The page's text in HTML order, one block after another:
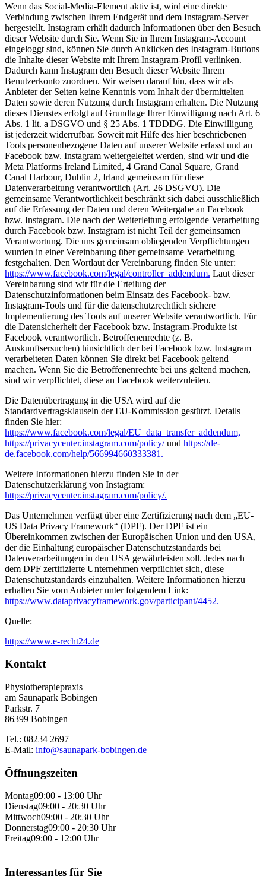
Wenn das Social-Media-Element aktiv ist, wird eine direkte
Verbindung zwischen Ihrem Endgerät und dem Instagram-Server
hergestellt. Instagram erhält dadurch Informationen über den Besuch
dieser Website durch Sie. Wenn Sie in Ihrem Instagram-Account
eingeloggt sind, können Sie durch Anklicken des Instagram-Buttons
die Inhalte dieser Website mit Ihrem Instagram-Profil verlinken.
Dadurch kann Instagram den Besuch dieser Website Ihrem
Benutzerkonto zuordnen. Wir weisen darauf hin, dass wir als
Anbieter der Seiten keine Kenntnis vom Inhalt der übermittelten
Daten sowie deren Nutzung durch Instagram erhalten. Die Nutzung
dieses Dienstes erfolgt auf Grundlage Ihrer Einwilligung nach Art. 6
Abs. 1 lit. a DSGVO und § 25 Abs. 1 TDDDG. Die Einwilligung
ist jederzeit widerrufbar. Soweit mit Hilfe des hier beschriebenen
Tools personenbezogene Daten auf unserer Website erfasst und an
Facebook bzw. Instagram weitergeleitet werden, sind wir und die
Meta Platforms Ireland Limited, 4 Grand Canal Square, Grand
Canal Harbour, Dublin 2, Irland gemeinsam für diese
Datenverarbeitung verantwortlich (Art. 26 DSGVO). Die
gemeinsame Verantwortlichkeit beschränkt sich dabei ausschließlich
auf die Erfassung der Daten und deren Weitergabe an Facebook
bzw. Instagram. Die nach der Weiterleitung erfolgende Verarbeitung
durch Facebook bzw. Instagram ist nicht Teil der gemeinsamen
Verantwortung. Die uns gemeinsam obliegenden Verpflichtungen
wurden in einer Vereinbarung über gemeinsame Verarbeitung
festgehalten. Den Wortlaut der Vereinbarung finden Sie unter:
https://www.facebook.com/legal/controller_addendum. Laut dieser
Vereinbarung sind wir für die Erteilung der
Datenschutzinformationen beim Einsatz des Facebook- bzw.
Instagram-Tools und für die datenschutzrechtlich sichere
Implementierung des Tools auf unserer Website verantwortlich. Für
die Datensicherheit der Facebook bzw. Instagram-Produkte ist
Facebook verantwortlich. Betroffenenrechte (z. B.
Auskunftsersuchen) hinsichtlich der bei Facebook bzw. Instagram
verarbeiteten Daten können Sie direkt bei Facebook geltend
machen. Wenn Sie die Betroffenenrechte bei uns geltend machen,
sind wir verpflichtet, diese an Facebook weiterzuleiten.
Die Datenübertragung in die USA wird auf die
Standardvertragsklauseln der EU-Kommission gestützt. Details
finden Sie hier:
https://www.facebook.com/legal/EU_data_transfer_addendum,
https://privacycenter.instagram.com/policy/und https://de-
de.facebook.com/help/566994660333381.
Weitere Informationen hierzu finden Sie in der
Datenschutzerklärung von Instagram:
https://privacycenter.instagram.com/policy/.
Das Unternehmen verfügt über eine Zertifizierung nach dem „EU-
US Data Privacy Framework“ (DPF). Der DPF ist ein
Übereinkommen zwischen der Europäischen Union und den USA,
der die Einhaltung europäischer Datenschutzstandards bei
Datenverarbeitungen in den USA gewährleisten soll. Jedes nach
dem DPF zertifizierte Unternehmen verpflichtet sich, diese
Datenschutzstandards einzuhalten. Weitere Informationen hierzu
erhalten Sie vom Anbieter unter folgendem Link:
https://www.dataprivacyframework.gov/participant/4452.
Quelle:
https://www.e-recht24.de
Kontakt
Physiotherapiepraxis
am Saunapark Bobingen
Parkstr. 7
86399 Bobingen
Tel.: 08234 2697
E-Mail: info@saunapark-bobingen.de
Öffnungszeiten
Montag09:00 - 13:00 Uhr
Dienstag09:00 - 20:30 Uhr
Mittwoch09:00 - 20:30 Uhr
Donnerstag09:00 - 20:30 Uhr
Freitag09:00 - 12:00 Uhr
Interessantes für Sie